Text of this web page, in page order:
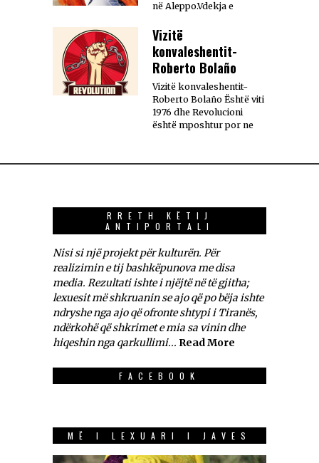
në Aleppo.Vdekja e
Vizitë
konvaleshentit-
Roberto Bolaño
Vizitë konvaleshentit-
Roberto Bolaño Është viti
1976 dhe Revolucioni
është mposhtur por ne
RRETH KËTIJ
ANTIPORTALI
Nisi si një projekt për kulturën. Për
realizimin e tij bashkëpunova me disa
media. Rezultati ishte i njëjtë në të gjitha;
lexuesit më shkruanin se ajo që po bëja ishte
ndryshe nga ajo që ofronte shtypi i Tiranës,
ndërkohë që shkrimet e mia sa vinin dhe
hiqeshin nga qarkullimi... Read More
FACEBOOK
MË I LEXUARI I JAVES